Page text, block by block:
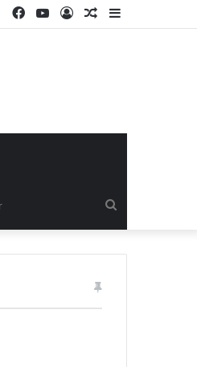
Sidebar
Random
Log
YouTube
Facebook
for